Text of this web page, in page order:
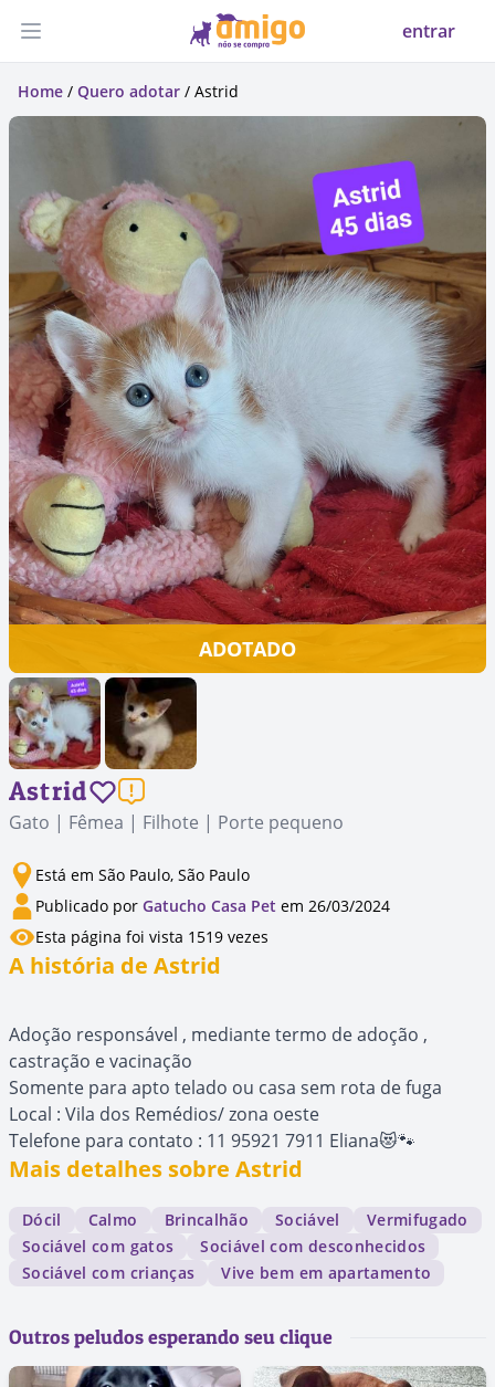
Abrir menu entrar
Home / Quero adotar / Astrid
ADOTADO
Astrid
Gato | Fêmea | Filhote | Porte pequeno
Está em São Paulo, São Paulo
Publicado por Gatucho Casa Pet em 26/03/2024
Esta página foi vista 1519 vezes
A história de Astrid
Adoção responsável , mediante termo de adoção ,
castração e vacinação
Somente para apto telado ou casa sem rota de fuga
Local : Vila dos Remédios/ zona oeste
Telefone para contato : 11 95921 7911 Eliana😻🐾
Mais detalhes sobre Astrid
Dócil Calmo Brincalhão Sociável
Vermifugado
Sociável com gatos
Sociável com desconhecidos
Sociável com crianças
Vive bem em apartamento
Outros peludos esperando seu clique